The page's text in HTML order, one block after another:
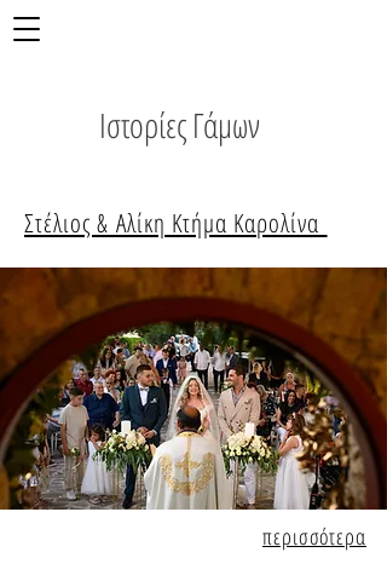
Ιστορίες Γάμων
Στέλιος & Αλίκη Κτήμα Καρολίνα
περισσότερα